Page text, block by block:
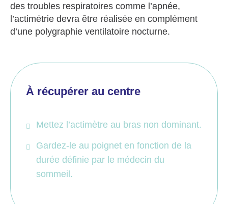
des troubles respiratoires comme l’apnée,
l’actimétrie devra être réalisée en complément
d’une polygraphie ventilatoire nocturne.
À récupérer au centre
Mettez l’actimètre au bras non dominant.
Gardez-le au poignet en fonction de la
durée définie par le médecin du
sommeil.